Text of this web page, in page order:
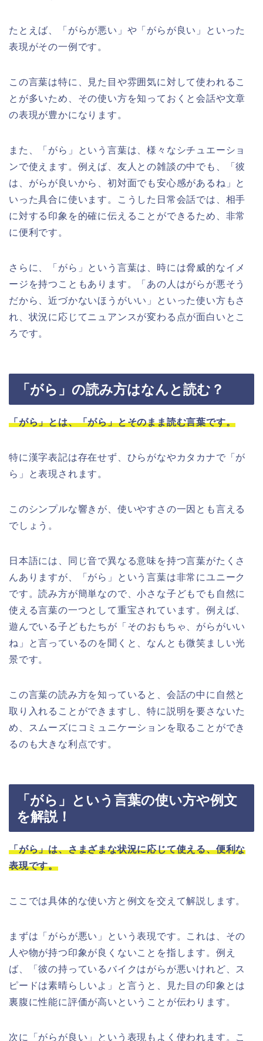
たとえば、「がらが悪い」や「がらが良い」といった
表現がその一例です。
この言葉は特に、見た目や雰囲気に対して使われるこ
とが多いため、その使い方を知っておくと会話や文章
の表現が豊かになります。
また、「がら」という言葉は、様々なシチュエーショ
ンで使えます。例えば、友人との雑談の中でも、「彼
は、がらが良いから、初対面でも安心感があるね」と
いった具合に使います。こうした日常会話では、相手
に対する印象を的確に伝えることができるため、非常
に便利です。
さらに、「がら」という言葉は、時には脅威的なイメ
ージを持つこともあります。「あの人はがらが悪そう
だから、近づかないほうがいい」といった使い方もさ
れ、状況に応じてニュアンスが変わる点が面白いとこ
ろです。
「がら」の読み方はなんと読む？
「がら」とは、「がら」とそのまま読む言葉です。
特に漢字表記は存在せず、ひらがなやカタカナで「が
ら」と表現されます。
このシンプルな響きが、使いやすさの一因とも言える
でしょう。
日本語には、同じ音で異なる意味を持つ言葉がたくさ
んありますが、「がら」という言葉は非常にユニーク
です。読み方が簡単なので、小さな子どもでも自然に
使える言葉の一つとして重宝されています。例えば、
遊んでいる子どもたちが「そのおもちゃ、がらがいい
ね」と言っているのを聞くと、なんとも微笑ましい光
景です。
この言葉の読み方を知っていると、会話の中に自然と
取り入れることができますし、特に説明を要さないた
め、スムーズにコミュニケーションを取ることができ
るのも大きな利点です。
「がら」という言葉の使い方や例文
を解説！
「がら」は、さまざまな状況に応じて使える、便利な
表現です。
ここでは具体的な使い方と例文を交えて解説します。
まずは「がらが悪い」という表現です。これは、その
人や物が持つ印象が良くないことを指します。例え
ば、「彼の持っているバイクはがらが悪いけれど、ス
ピードは素晴らしいよ」と言うと、見た目の印象とは
裏腹に性能に評価が高いということが伝わります。
次に「がらが良い」という表現もよく使われます。こ